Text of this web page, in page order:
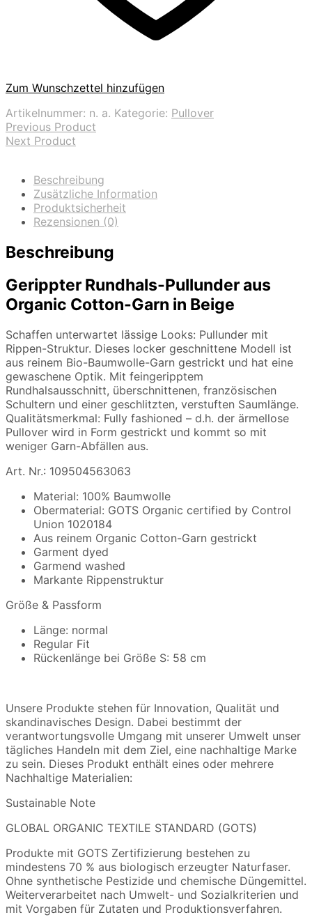
Zum Wunschzettel hinzufügen
Artikelnummer: n. a. Kategorie: Pullover
Previous Product
Next Product
Beschreibung
Zusätzliche Information
Produktsicherheit
Rezensionen (0)
Beschreibung
Gerippter Rundhals-Pullunder aus
Organic Cotton-Garn in Beige
Schaffen unterwartet lässige Looks: Pullunder mit
Rippen-Struktur. Dieses locker geschnittene Modell ist
aus reinem Bio-Baumwolle-Garn gestrickt und hat eine
gewaschene Optik. Mit feingeripptem
Rundhalsausschnitt, überschnittenen, französischen
Schultern und einer geschlitzten, verstuften Saumlänge.
Qualitätsmerkmal: Fully fashioned – d.h. der ärmellose
Pullover wird in Form gestrickt und kommt so mit
weniger Garn-Abfällen aus.
Art. Nr.: 109504563063
Material: 100% Baumwolle
Obermaterial: GOTS Organic certified by Control
Union 1020184
Aus reinem Organic Cotton-Garn gestrickt
Garment dyed
Garmend washed
Markante Rippenstruktur
Größe & Passform
Länge: normal
Regular Fit
Rückenlänge bei Größe S: 58 cm
Unsere Produkte stehen für Innovation, Qualität und
skandinavisches Design. Dabei bestimmt der
verantwortungsvolle Umgang mit unserer Umwelt unser
tägliches Handeln mit dem Ziel, eine nachhaltige Marke
zu sein. Dieses Produkt enthält eines oder mehrere
Nachhaltige Materialien:
Sustainable Note
GLOBAL ORGANIC TEXTILE STANDARD (GOTS)
Produkte mit GOTS Zertifizierung bestehen zu
mindestens 70 % aus biologisch erzeugter Naturfaser.
Ohne synthetische Pestizide und chemische Düngemittel.
Weiterverarbeitet nach Umwelt- und Sozialkriterien und
mit Vorgaben für Zutaten und Produktionsverfahren.